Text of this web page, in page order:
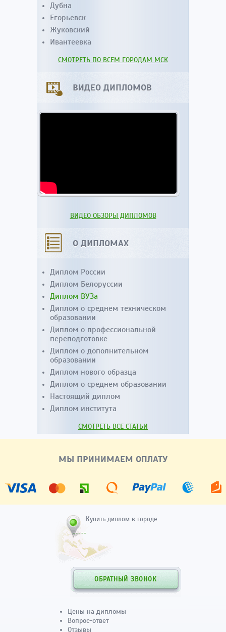
Дубна
Егорьевск
Жуковский
Ивантеевка
СМОТРЕТЬ ПО ВСЕМ ГОРОДАМ МСК
ВИДЕО ДИПЛОМОВ
ВИДЕО ОБЗОРЫ ДИПЛОМОВ
О ДИПЛОМАХ
Диплом России
Диплом Белоруссии
Диплом ВУЗа
Диплом о среднем техническом
образовании
Диплом о профессиональной
переподготовке
Диплом о дополнительном
образовании
Диплом нового образца
Диплом о среднем образовании
Настоящий диплом
Диплом института
СМОТРЕТЬ ВСЕ СТАТЬИ
МЫ ПРИНИМАЕМ ОПЛАТУ
Купить диплом в городе
ОБРАТНЫЙ ЗВОНОК
Цены на дипломы
Вопрос-ответ
Отзывы